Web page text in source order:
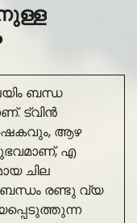
ബന്ധ
ട്വിൻ
ആഴ
എ
ചില
രണ്ടു വ്യ